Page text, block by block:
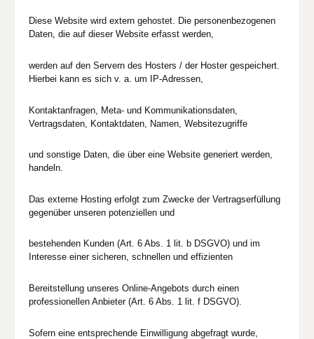
Diese Website wird extern gehostet. Die personenbezogenen
Daten, die auf dieser Website erfasst werden,
werden auf den Servern des Hosters / der Hoster gespeichert.
Hierbei kann es sich v. a. um IP-Adressen,
Kontaktanfragen, Meta- und Kommunikationsdaten,
Vertragsdaten, Kontaktdaten, Namen, Websitezugriffe
und sonstige Daten, die über eine Website generiert werden,
handeln.
Das externe Hosting erfolgt zum Zwecke der Vertragserfüllung
gegenüber unseren potenziellen und
bestehenden Kunden (Art. 6 Abs. 1 lit. b DSGVO) und im
Interesse einer sicheren, schnellen und effizienten
Bereitstellung unseres Online-Angebots durch einen
professionellen Anbieter (Art. 6 Abs. 1 lit. f DSGVO).
Sofern eine entsprechende Einwilligung abgefragt wurde,